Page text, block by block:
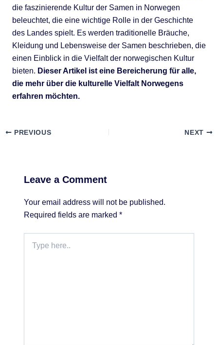
die faszinierende Kultur der Samen in Norwegen
beleuchtet, die eine wichtige Rolle in der Geschichte
des Landes spielt. Es werden traditionelle Bräuche,
Kleidung und Lebensweise der Samen beschrieben, die
einen Einblick in die Vielfalt der norwegischen Kultur
bieten. Dieser Artikel ist eine Bereicherung für alle,
die mehr über die kulturelle Vielfalt Norwegens
erfahren möchten.
PREVIOUS NEXT
Leave a Comment
Your email address will not be published.
Required fields are marked *
here..